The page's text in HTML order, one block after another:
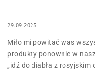
29.09.2025
Miło mi powitać was
produkty ponownie w
„idź do diabła z rosyjskim